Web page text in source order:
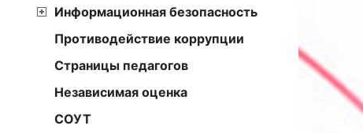
Информационная безопасность
Противодействие коррупции
Страницы педагогов
Независимая оценка
СОУТ